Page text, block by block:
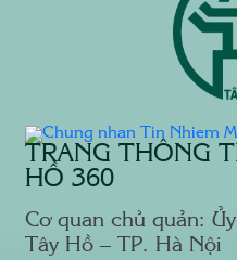
TRANG THÔNG
HỒ 360
Cơ quan chủ quản:
Tây Hồ – TP. Hà Nội